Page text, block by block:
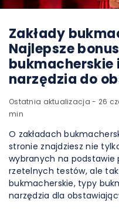
Zakłady
Najlepsze
narzędzia do
Ostatnia aktualizacja - 26
min
O zakładach
stronie znajdziesz nie
wybranych na podstawie
rzetelnych testów, ale
bukmacherskie, typy
narzędzia dla